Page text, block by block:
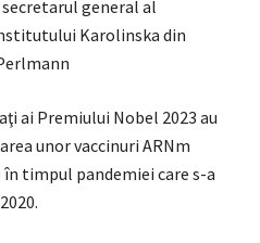
general al
Karolinska din
ai Premiului Nobel 2023 au
unor vaccinuri ARNm
timpul pandemiei care s-a